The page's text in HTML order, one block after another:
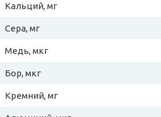
Кальций, мг
Сера, мг
Медь, мкг
Бор, мкг
Кремний, мг